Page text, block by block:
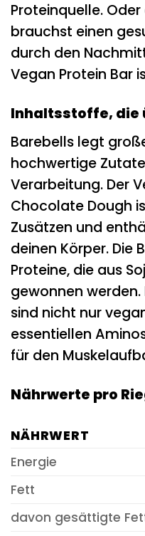
Proteinquelle.
brauchst einen
durch den
Vegan Protein Bar
Inhaltsstoffe, die
Barebells legt
hochwertige
Verarbeitung. Der
Chocolate Dough
Zusätzen und
deinen Körper. Die
Proteine, die aus
gewonnen werden.
sind nicht nur
essentiellen
für den
Nährwerte pro
NÄHRWERT
Energie
Fett
davon gesättigte